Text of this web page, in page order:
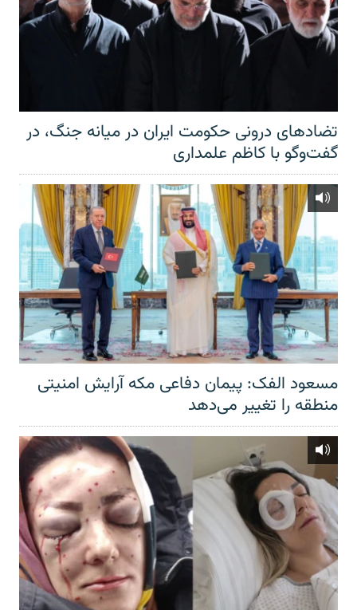
تضادهای درونی حکومت ایران در میانه جنگ، در
گفت‌‌وگو با کاظم علمداری
مسعود الفک: پیمان دفاعی مکه آرایش امنیتی
منطقه را تغییر می‌دهد